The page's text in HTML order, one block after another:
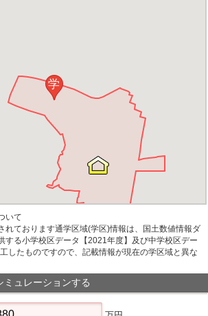
学
いて
れております通学区域(学区)情報は、国土数値情報ダ
する小学校区データ【2021年度】及び中学校区デー
したものですので、記載情報が現在の学区域と異な
ミュレーションする